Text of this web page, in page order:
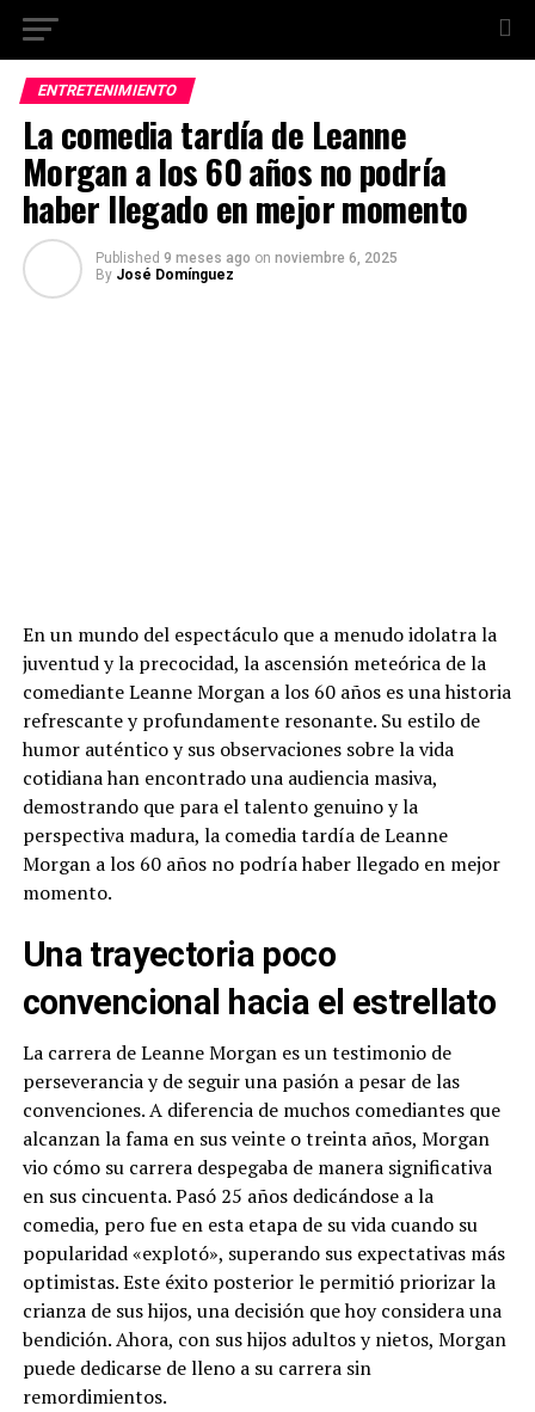
ENTRETENIMIENTO
La comedia tardía de Leanne
Morgan a los 60 años no podría
haber llegado en mejor momento
Published 9 meses ago on noviembre 6, 2025
By José Domínguez
En un mundo del espectáculo que a menudo idolatra la
juventud y la precocidad, la ascensión meteórica de la
comediante Leanne Morgan a los 60 años es una historia
refrescante y profundamente resonante. Su estilo de
humor auténtico y sus observaciones sobre la vida
cotidiana han encontrado una audiencia masiva,
demostrando que para el talento genuino y la
perspectiva madura, la comedia tardía de Leanne
Morgan a los 60 años no podría haber llegado en mejor
momento.
Una trayectoria poco
convencional hacia el estrellato
La carrera de Leanne Morgan es un testimonio de
perseverancia y de seguir una pasión a pesar de las
convenciones. A diferencia de muchos comediantes que
alcanzan la fama en sus veinte o treinta años, Morgan
vio cómo su carrera despegaba de manera significativa
en sus cincuenta. Pasó 25 años dedicándose a la
comedia, pero fue en esta etapa de su vida cuando su
popularidad «explotó», superando sus expectativas más
optimistas. Este éxito posterior le permitió priorizar la
crianza de sus hijos, una decisión que hoy considera una
bendición. Ahora, con sus hijos adultos y nietos, Morgan
puede dedicarse de lleno a su carrera sin
remordimientos.